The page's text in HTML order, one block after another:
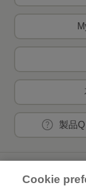
製品
Cookie